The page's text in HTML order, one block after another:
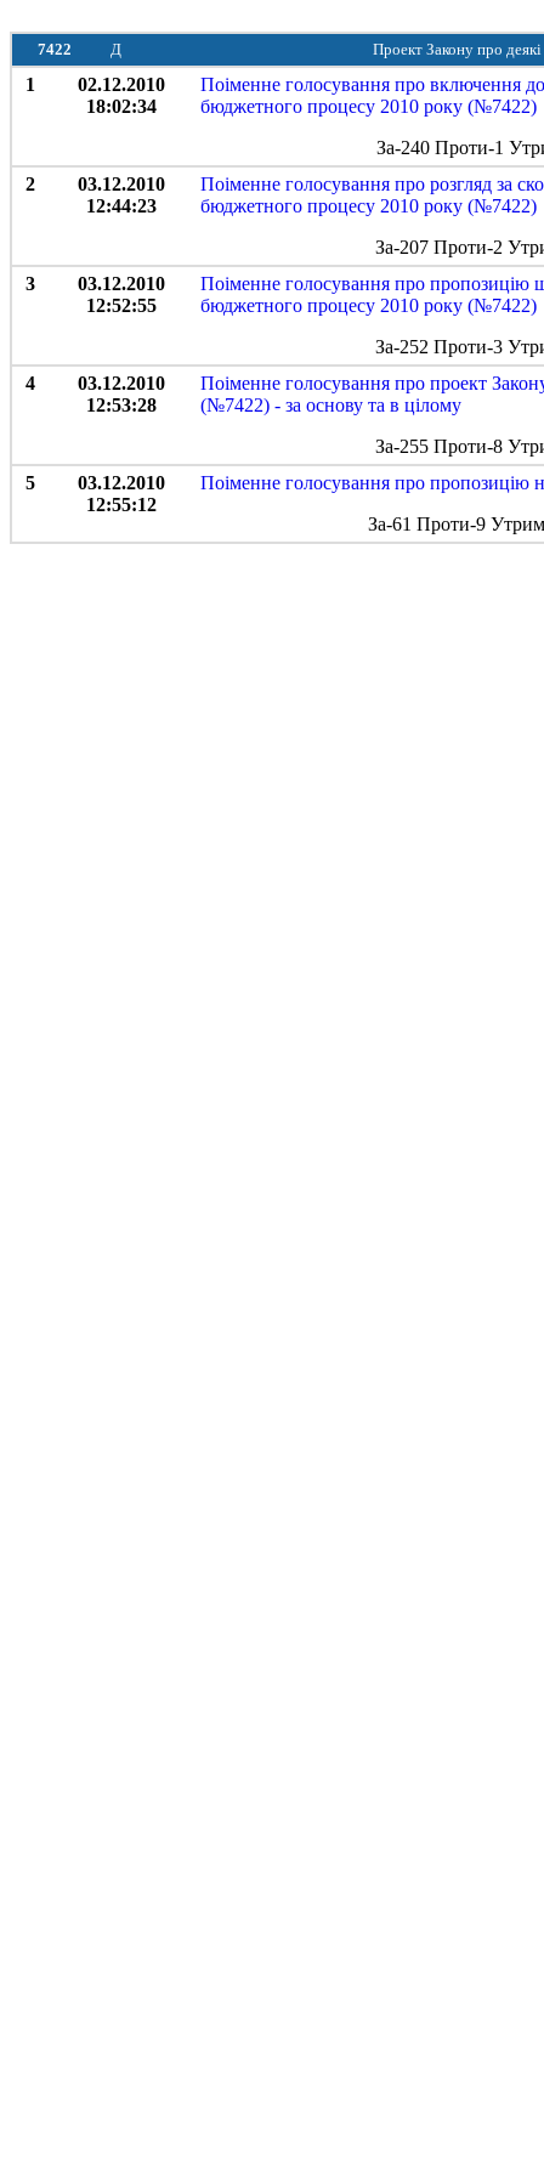
7422 Д Проект Закону про
1
02.12.2010
18:02:34
Поіменне голосування про включення до
бюджетного процесу 2010 року (№7422)
За-240 Проти-1
2
03.12.2010
12:44:23
Поіменне голосування про розгляд за
бюджетного процесу 2010 року (№7422)
За-207 Проти-2
3
03.12.2010
12:52:55
Поіменне голосування про пропозицію
бюджетного процесу 2010 року (№7422)
За-252 Проти-3
4
03.12.2010
12:53:28
Поіменне голосування про проект
(№7422) - за основу та в цілому
За-255 Проти-8
5
03.12.2010
12:55:12
Поіменне голосування про пропозицію
За-61 Проти-9